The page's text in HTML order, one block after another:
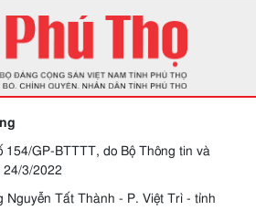
154/GP-BTTTT, do Bộ Thông tin và
24/3/2022
Nguyễn Tất Thành - P. Việt Trì - tỉnh